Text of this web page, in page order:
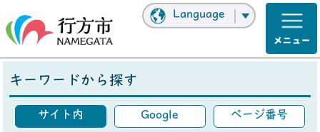
Language
キーワードから探す
サイト内 Google ページ番号